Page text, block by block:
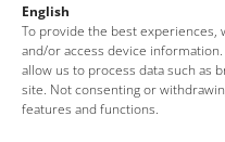
English
To provide the best experiences,
and/or access device
allow us to process data such as
site. Not consenting or
features and functions.